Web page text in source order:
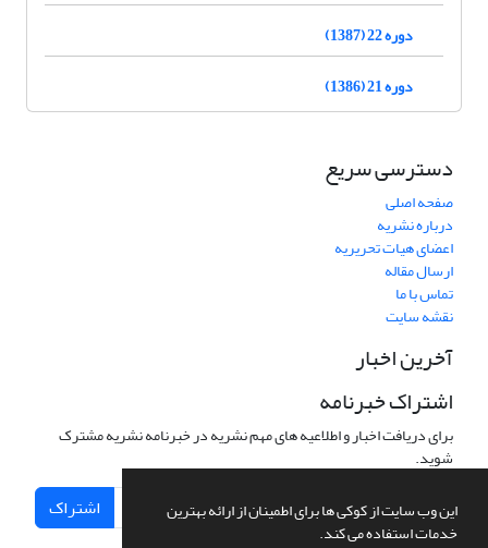
این وب سایت از کوکی ها برای اطمینان از ارائه بهترین
خدمات استفاده می کند.
دوره 22 (1387)
دوره 21 (1386)
دسترسی سریع
صفحه اصلی
درباره نشریه
اعضای هیات تحریریه
ارسال مقاله
تماس با ما
نقشه سایت
آخرین اخبار
اشتراک خبرنامه
برای دریافت اخبار و اطلاعیه های مهم نشریه در خبرنامه نشریه مشترک
شوید.
اشتراک